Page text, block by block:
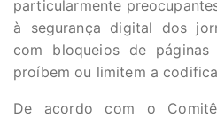
particularmente
à segurança digital dos
com bloqueios de
proíbem ou limitem a
De acordo com o